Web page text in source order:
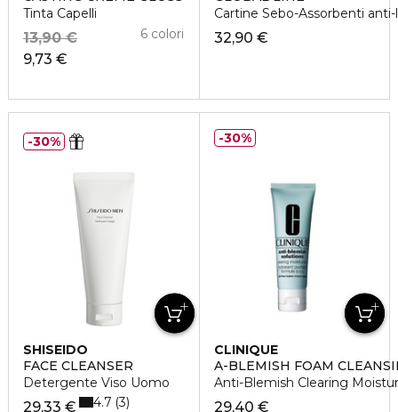
Tinta Capelli
9,73 €
13,90 € 6 colori
Cartine Sebo-Assorbenti
32,90 €
SHISEIDO
FACE CLEANSER
Detergente Viso Uomo
29,33 € 4.7 3
30%
CLINIQUE
A-BLEMISH FOAM
Anti-Blemish Clearing
29,40 €
30%